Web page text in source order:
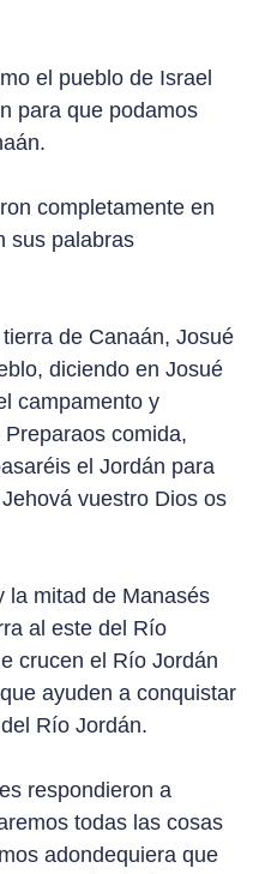
el pueblo de Israel
para que podamos
completamente en
sus palabras
de Canaán, Josué
diciendo en Josué
campamento y
comida,
el Jordán para
vuestro Dios os
la mitad de Manasés
al este del Río
crucen el Río Jordán
ayuden a conquistar
Río Jordán.
respondieron a
todas las cosas
adondequiera que